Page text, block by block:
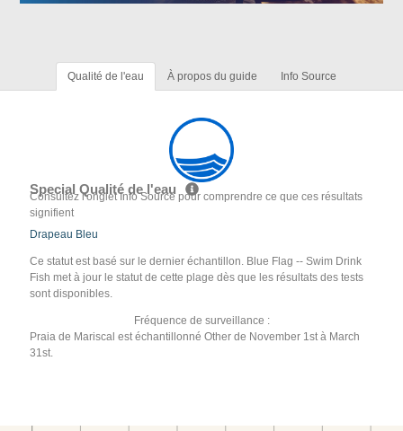
Qualité de l'eau À propos du guide Info Source
Special Qualité de l'eau
Consultez l'onglet Info Source pour comprendre ce que ces résultats
signifient
Drapeau Bleu
Ce statut est basé sur le dernier échantillon. Blue Flag -- Swim Drink
Fish met à jour le statut de cette plage dès que les résultats des tests
sont disponibles.
Fréquence de surveillance :
Praia de Mariscal est échantillonné Other de November 1st à March
31st.